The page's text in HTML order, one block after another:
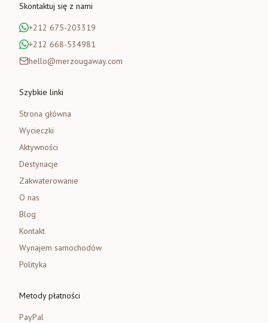
Skontaktuj się z nami
+212 675-203319
+212 668-534981
hello@merzougaway.com
Szybkie linki
Strona główna
Wycieczki
Aktywności
Destynacje
Zakwaterowanie
O nas
Blog
Kontakt
Wynajem samochodów
Polityka
Metody płatności
PayPal